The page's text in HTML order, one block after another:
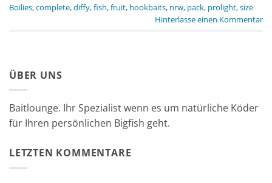
Boilies,complete,diffy,fish,fruit, hookbaits, nrw, pack, prolight,size
Hinterlasse einen Kommentar
ÜBER UNS
Baitlounge. Ihr Spezialist wenn es um natürliche Köder
für Ihren persönlichen Bigfish geht.
LETZTEN KOMMENTARE